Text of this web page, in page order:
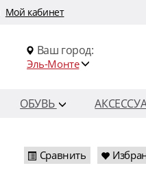
Мой кабинет
Ваш город:
Эль-Монте
ОБУВЬ
Сравнить